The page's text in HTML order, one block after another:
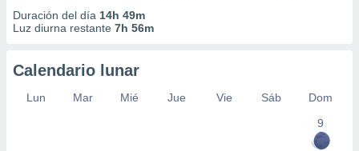
Duración del día 14h 49m
Luz diurna restante 7h 56m
Calendario lunar
Lun Mar Mié Jue Vie Sáb
Dom
9